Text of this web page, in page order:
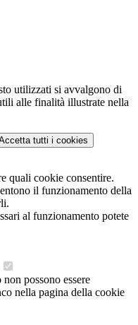
utilizzati si avvalgono di
alle finalità illustrate nella
tutti i cookies
quali cookie consentire.
il funzionamento della
al funzionamento potete
possono essere
nella pagina della cookie